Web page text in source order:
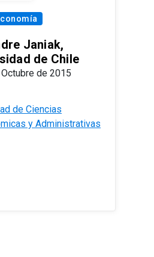
Janiak,
de Chile
de 2015
de Ciencias
y Administrativas